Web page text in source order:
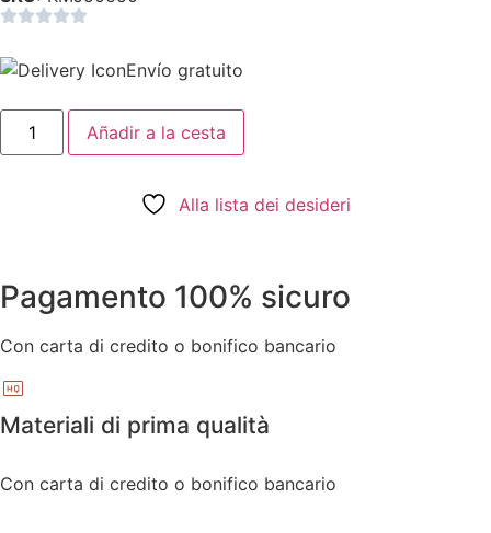
Envío gratuito
Añadir a la cesta
Alla lista dei desideri
Pagamento 100% sicuro
Con carta di credito o bonifico bancario
Materiali di prima qualità
Con carta di credito o bonifico bancario